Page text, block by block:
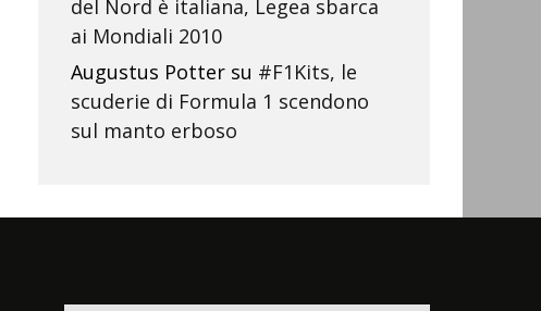
del Nord è italiana, Legea sbarca
ai Mondiali 2010
Augustus Potter su #F1Kits, le
scuderie di Formula 1 scendono
sul manto erboso